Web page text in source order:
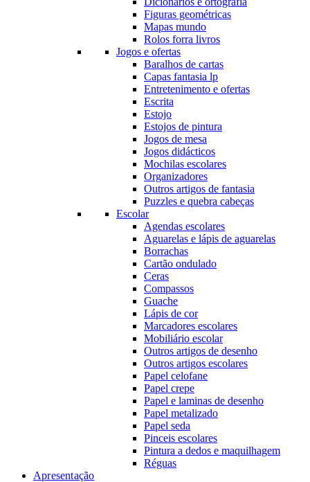
Figuras geométricas
Mapas mundo
Rolos forra livros
Jogos e ofertas
Baralhos de cartas
Capas fantasia lp
Entretenimento e ofertas
Escrita
Estojo
Estojos de pintura
Jogos de mesa
Jogos didácticos
Mochilas escolares
Organizadores
Outros artigos de fantasia
Puzzles e quebra cabeças
Escolar
Agendas escolares
Aguarelas e lápis de aguarelas
Borrachas
Cartão ondulado
Ceras
Compassos
Guache
Lápis de cor
Marcadores escolares
Mobiliário escolar
Outros artigos de desenho
Outros artigos escolares
Papel celofane
Papel crepe
Papel e laminas de desenho
Papel metalizado
Papel seda
Pinceis escolares
Pintura a dedos e maquilhagem
Réguas
Apresentação